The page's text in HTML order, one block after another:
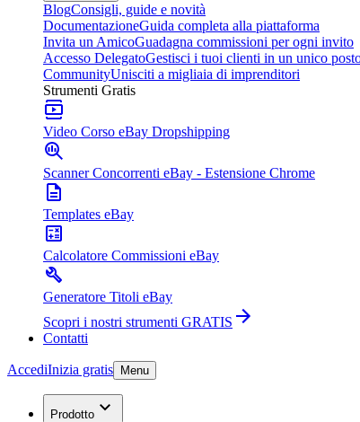
BlogConsigli, guide e novità
DocumentazioneGuida completa alla piattaforma
Invita un AmicoGuadagna commissioni per ogni invito
Accesso DelegatoGestisci i tuoi clienti in un unico
CommunityUnisciti a migliaia di imprenditori
Strumenti Gratis
Video Corso eBay Dropshipping
Scanner Concorrenti eBay - Estensione Chrome
Templates eBay
Calcolatore Commissioni eBay
Generatore Titoli eBay
Scopri i nostri strumenti GRATIS
Contatti
AccediInizia gratis Menu
Prodotto